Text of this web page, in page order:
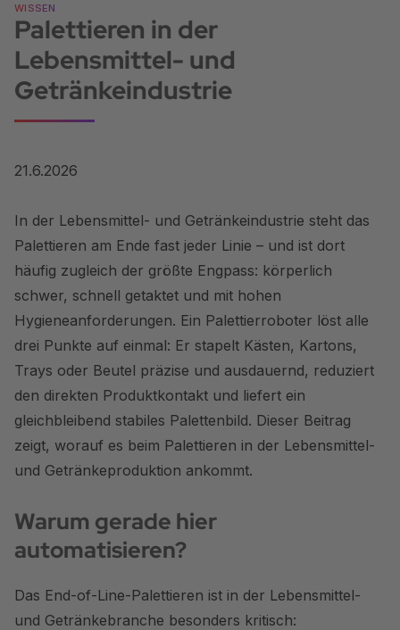
WISSEN
Palettieren in der
Lebensmittel- und
Getränkeindustrie
21.6.2026
In der Lebensmittel- und Getränkeindustrie steht das
Palettieren am Ende fast jeder Linie – und ist dort
häufig zugleich der größte Engpass: körperlich
schwer, schnell getaktet und mit hohen
Hygieneanforderungen. Ein Palettierroboter löst alle
drei Punkte auf einmal: Er stapelt Kästen, Kartons,
Trays oder Beutel präzise und ausdauernd, reduziert
den direkten Produktkontakt und liefert ein
gleichbleibend stabiles Palettenbild. Dieser Beitrag
zeigt, worauf es beim Palettieren in der Lebensmittel-
und Getränkeproduktion ankommt.
Warum gerade hier
automatisieren?
Das End-of-Line-Palettieren ist in der Lebensmittel-
und Getränkebranche besonders kritisch: